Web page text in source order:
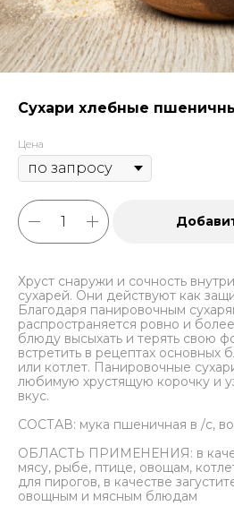
Сухари хлебные
Цена
Хруст снаружи и сочность
сухарей. Они действуют как
Благодаря панировочным
распространяется ровно и
блюду высыхать и терять свою
встретить в рецептах
или котлет. Панировочные
любимую хрустящую корочку и
вкус.
СОСТАВ: мука пшеничная в /с,
ОБЛАСТЬ ПРИМЕНЕНИЯ: в
мясу, рыбе, птице, овощам,
для пирогов, в качестве
овощным и мясным блюдам